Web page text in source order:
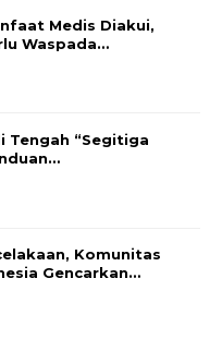
Medis Diakui,
Waspada…
Tengah “Segitiga
Komunitas
Gencarkan…